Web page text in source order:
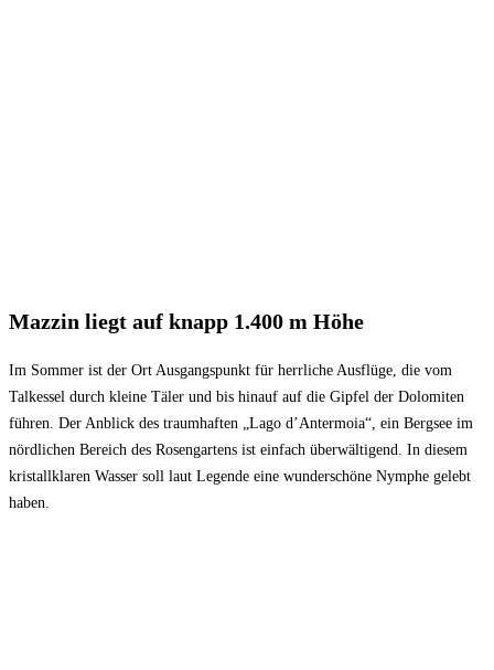
Mazzin liegt auf knapp 1.400 m Höhe
Im Sommer ist der Ort Ausgangspunkt für herrliche Ausflüge, die vom
Talkessel durch kleine Täler und bis hinauf auf die Gipfel der Dolomiten
führen. Der Anblick des traumhaften „Lago d’Antermoia“, ein Bergsee im
nördlichen Bereich des Rosengartens ist einfach überwältigend. In diesem
kristallklaren Wasser soll laut Legende eine wunderschöne Nymphe gelebt
haben.